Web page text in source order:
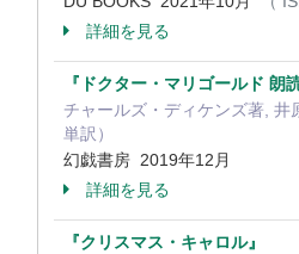
詳細を見る
『ドクター・マリゴールド 朗
チャールズ・ディケンズ著, 井
単訳）
幻戯書房 2019年12月
詳細を見る
『クリスマス・キャロル』